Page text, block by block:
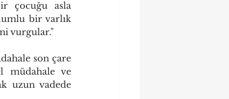
çocuğu asla
bir varlık
vurgular."
son çare
müdahale ve
uzun vadede